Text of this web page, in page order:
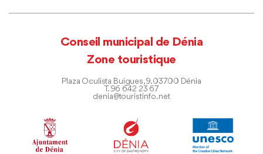
Conseil municipal de Dénia
Zone touristique
Plaza Oculista Buigues, 9. 03700 Dénia
T. 96 642 23 67
denia@touristinfo.net